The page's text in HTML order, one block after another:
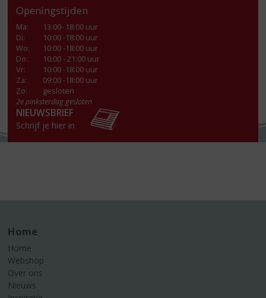
Openingstijden
Ma:
13:00- 18:00 uur
Di:
10:00 -18:00 uur
Wo:
10:00 -18:00 uur
Do:
10:00 - 21:00 uur
Vr:
10:00 -18:00 uur
Za:
09:00 -18:00 uur
Zo:
gesloten
2e pinksterdag gesloten
NIEUWSBRIEF
Schrijf je hier in
Home
Home
Webshop
Over ons
Nieuws